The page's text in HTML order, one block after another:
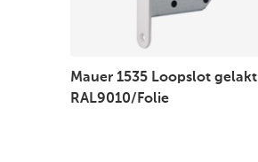
Mauer 1535 Loopslot gelakt
RAL9010/Folie